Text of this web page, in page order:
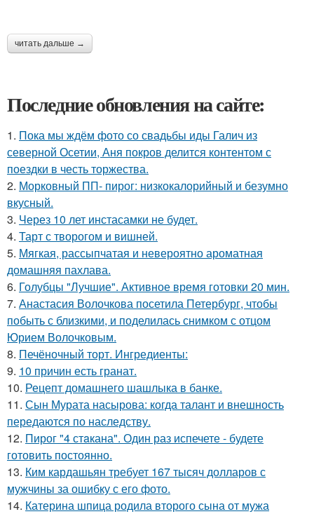
читать дальше →
Последние обновления на сайте:
1. Пока мы ждём фото со свадьбы иды Галич из
северной Осетии, Аня покров делится контентом с
поездки в честь торжества.
2. Морковный ПП- пирог: низкокалорийный и безумно
вкусный.
3. Через 10 лет инстасамки не будет.
4. Тарт с творогом и вишней.
5. Мягкая, рассыпчатая и невероятно ароматная
домашняя пахлава.
6. Голубцы "Лучшие". Активное время готовки 20 мин.
7. Анастасия Волочкова посетила Петербург, чтобы
побыть с близкими, и поделилась снимком с отцом
Юрием Волочковым.
8. Печёночный торт. Ингредиенты:
9. 10 причин есть гранат.
10. Рецепт домашнего шашлыка в банке.
11. Сын Мурата насырова: когда талант и внешность
передаются по наследству.
12. Пирог "4 стaкана". Один раз испечете - будете
готовить постоянно.
13. Ким кардашьян требует 167 тысяч долларов с
мужчины за ошибку с его фото.
14. Катерина шпица родила второго сына от мужа